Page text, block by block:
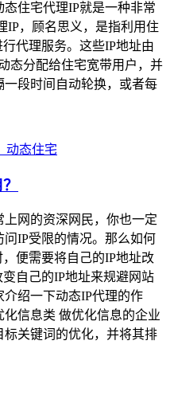
住宅代理IP就是一种非常
IP，顾名思义，是指利用住
代理服务。这些IP地址由
态分配给住宅宽带用户，并
一段时间自动轮换，或者每
动态住宅
网的资深网民，你也一定
IP受限的情况。那么如何
便需要将自己的IP地址改
自己的IP地址来规避网站
绍一下动态IP代理的作
信息类 做优化信息的企业
关键词的优化，并将其排